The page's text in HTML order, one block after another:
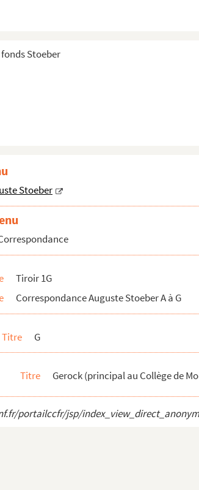
Stoeber
Stoeber
Tiroir 1G
Correspondance Auguste Stoeber A à G
Titre G
Titre Gerock (principal au Collège de
portailccfr/jsp/